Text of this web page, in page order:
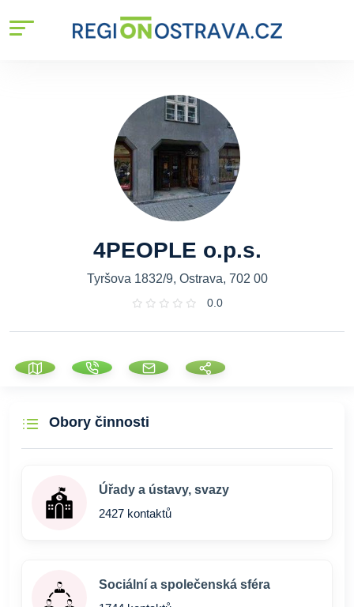
4PEOPLE o.p.s.
Tyršova 1832/9, Ostrava, 702 00
0.0
Obory činnosti
Úřady a ústavy, svazy
2427 kontaktů
Sociální a společenská sféra